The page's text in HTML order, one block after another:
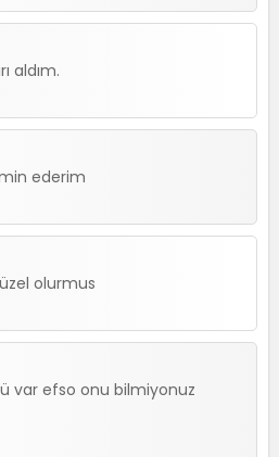
aldım.
ederim
olurmus
var efso onu bilmiyonuz